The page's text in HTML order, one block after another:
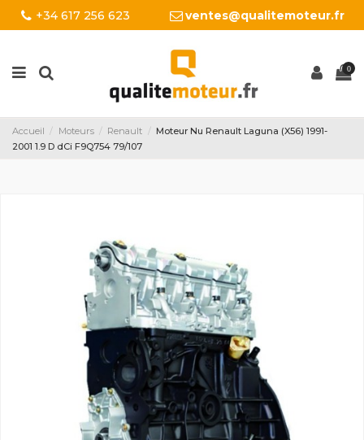
+34 617 256 623 ventes@qualitemoteur.fr
0
Accueil Moteurs Renault
Moteur Nu Renault Laguna (X56) 1991-
2001 1.9 D dCi F9Q754 79/107